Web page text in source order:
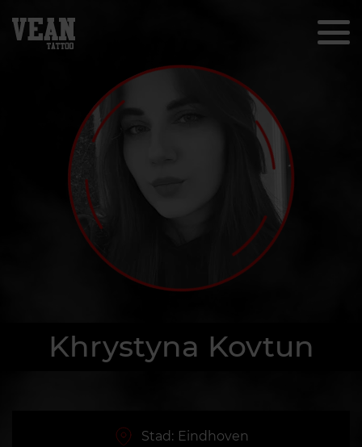
Khrystyna Kovtun
Stad: Eindhoven